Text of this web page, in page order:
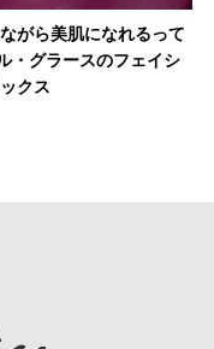
がら美肌になれるって
・グラースのフェイシ
クス